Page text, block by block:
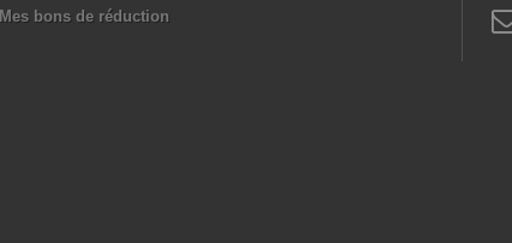
Mes bons de réduction